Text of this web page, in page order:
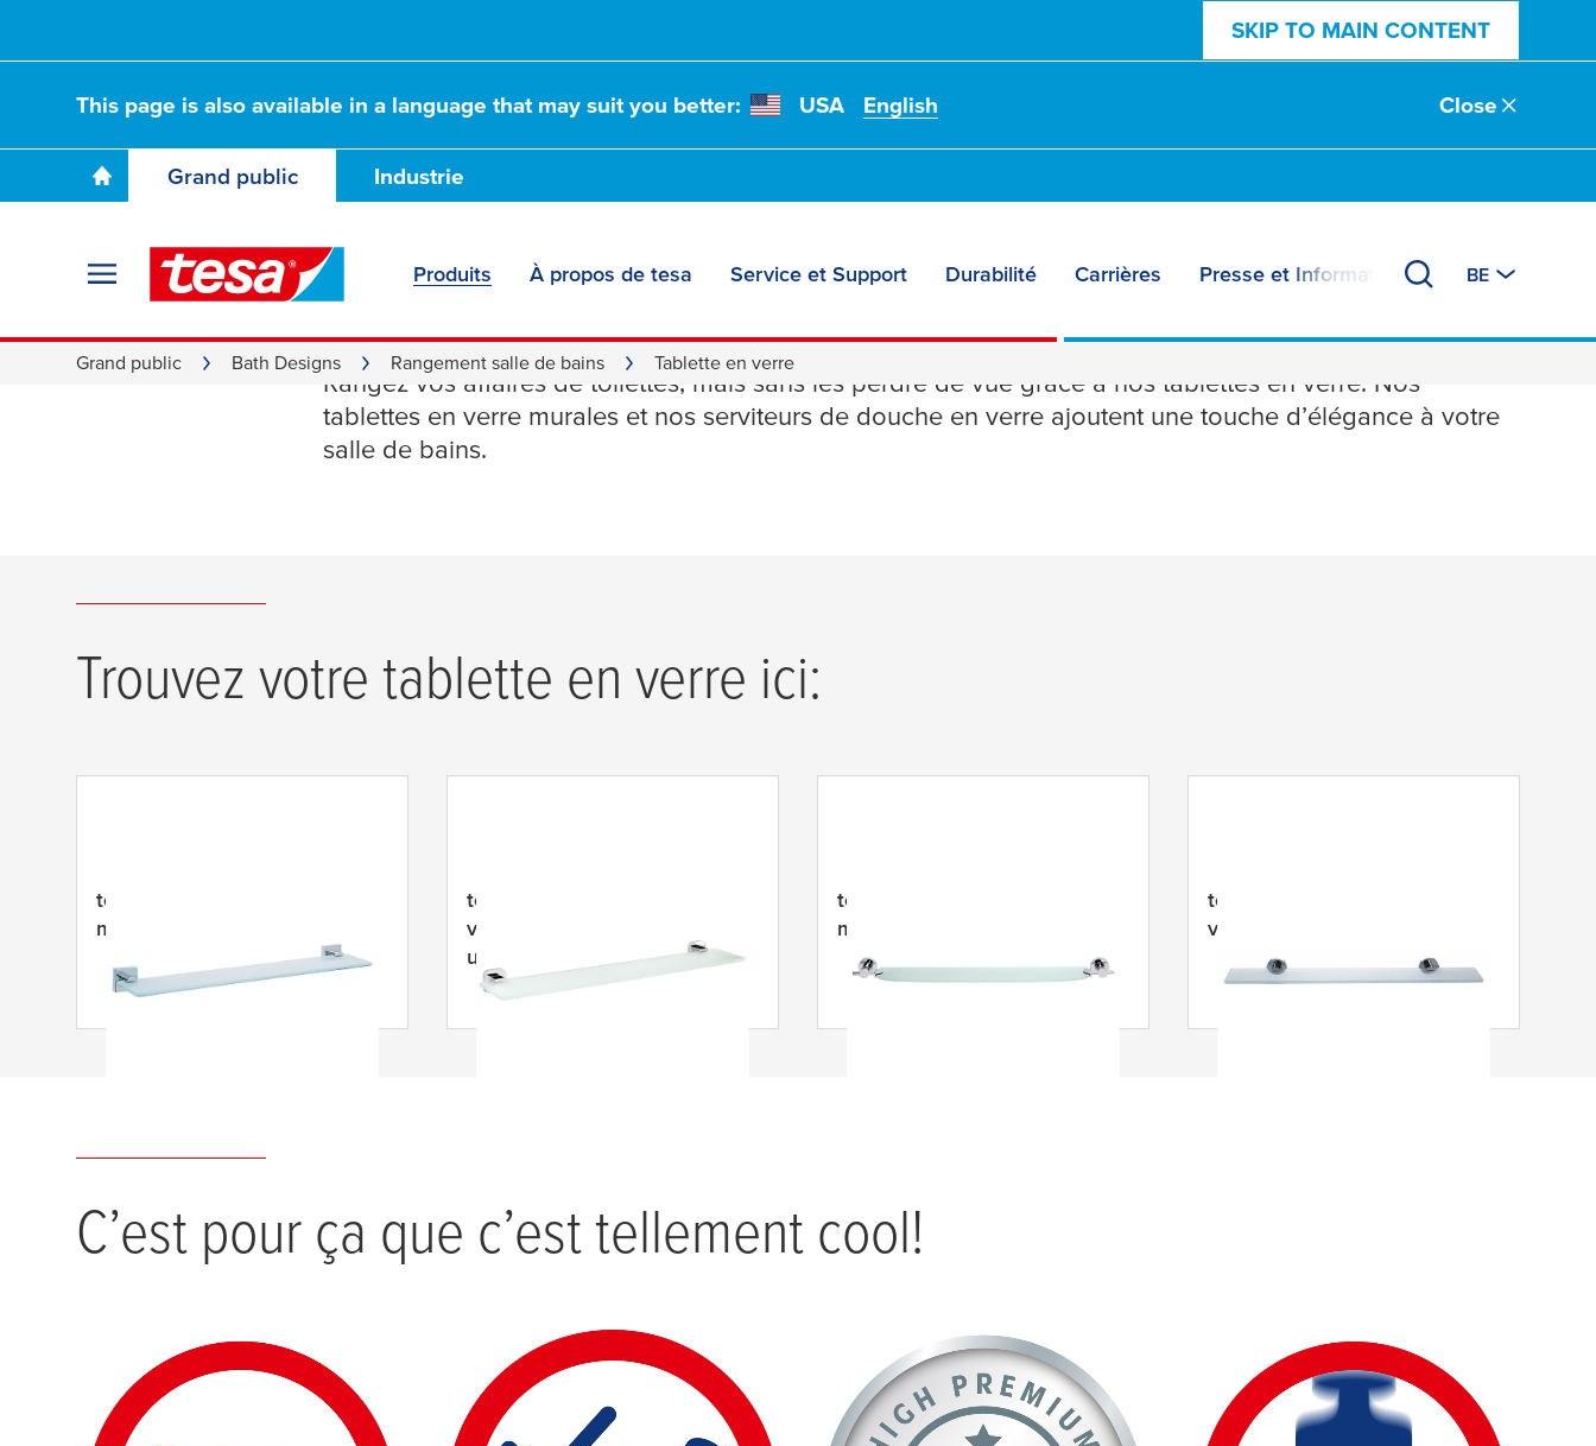
SKIP TO MAIN CONTENT
This page is also available in a language that may suit you better: USA English Close
Grand public Industrie
Produits À propos de tesa Service et Support Durabilité Carrières Presse et Informations BE
Grand public Bath Designs Rangement salle de bains Tablette en verre
Tablettes en verre
Rangez vos affaires de toilettes, mais sans les perdre de vue grâce à nos tablettes en verre. Nos
tablettes en verre murales et nos serviteurs de douche en verre ajoutent une touche d’élégance à votre
salle de bains.
Trouvez votre tablette en verre ici:
tesa
métal chromé, carré
tesa
verre, métal chromé, design
unique
tesa
métal chromé, arrondi
tesa
verre, métal chromé, arrondi
C’est pour ça que c’est tellement cool!